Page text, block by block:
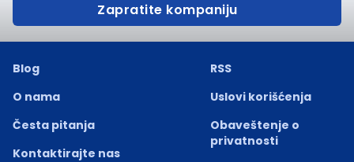
Zapratite kompaniju
Blog
O nama
Česta pitanja
Kontaktirajte nas
RSS
Uslovi korišćenja
Obaveštenje o
privatnosti